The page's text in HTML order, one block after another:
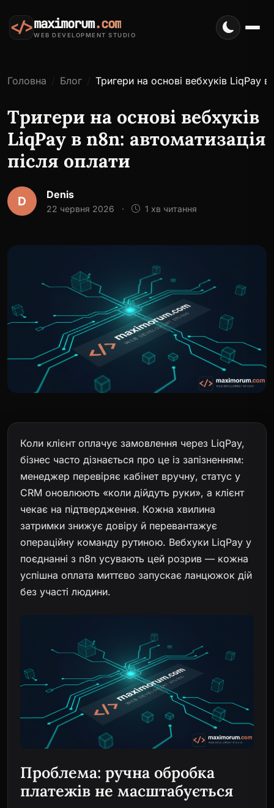
</>maximorum.com
WEB DEVELOPMENT STUDIO
Головна Блог Тригери на основі вебхуків LiqPay
Тригери на основі вебхуків
LiqPay в n8n: автоматизація
після оплати
D Denis
22 червня 2026 · 1 хв читання
Коли клієнт оплачує замовлення через LiqPay,
бізнес часто дізнається про це із запізненням:
менеджер перевіряє кабінет вручну, статус у
CRM оновлюють «коли дійдуть руки», а клієнт
чекає на підтвердження. Кожна хвилина
затримки знижує довіру й перевантажує
операційну команду рутиною. Вебхуки LiqPay у
поєднанні з n8n усувають цей розрив — кожна
успішна оплата миттєво запускає ланцюжок дій
без участі людини.
Проблема: ручна обробка
платежів не масштабується